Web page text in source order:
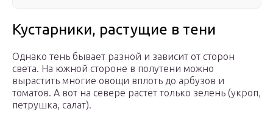
Кустарники, растущие в тени
Однако тень бывает разной и зависит от сторон
света. На южной стороне в полутени можно
вырастить многие овощи вплоть до арбузов и
томатов. А вот на севере растет только зелень (укроп,
петрушка, салат).